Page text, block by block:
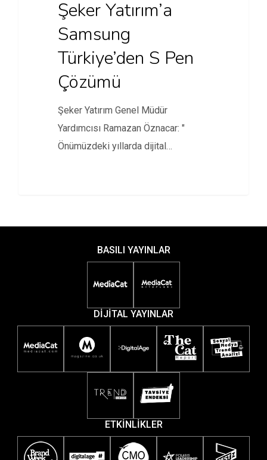
Şeker Yatırım’a
Samsung
Türkiye’den S Pen
Çözümü
Şeker Yatırım Genel Müdür
Yardımcısı Ramazan Öznacar: "
Önümüzdeki yıllarda dijital
BASILI YAYINLAR
DİJİTAL YAYINLAR
ETKİNLİKLER